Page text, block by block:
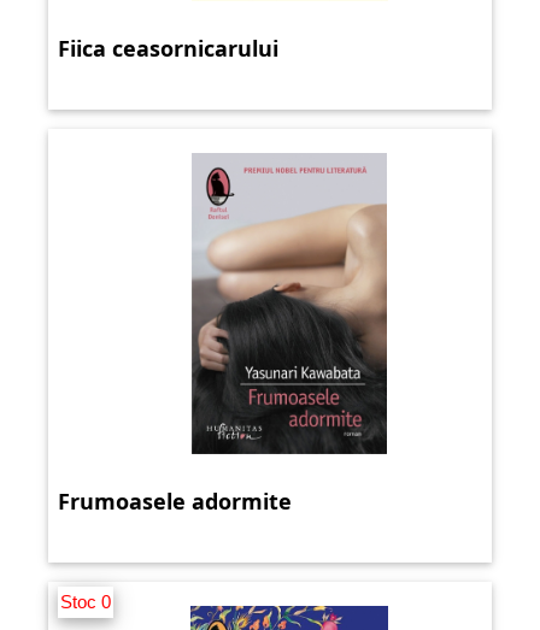
Fiica ceasornicarului
Frumoasele adormite
Stoc 0